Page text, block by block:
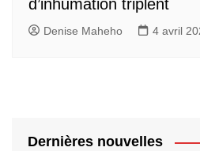
d’inhumation triplent
Denise Maheho 4 avril
Dernières nouvelles